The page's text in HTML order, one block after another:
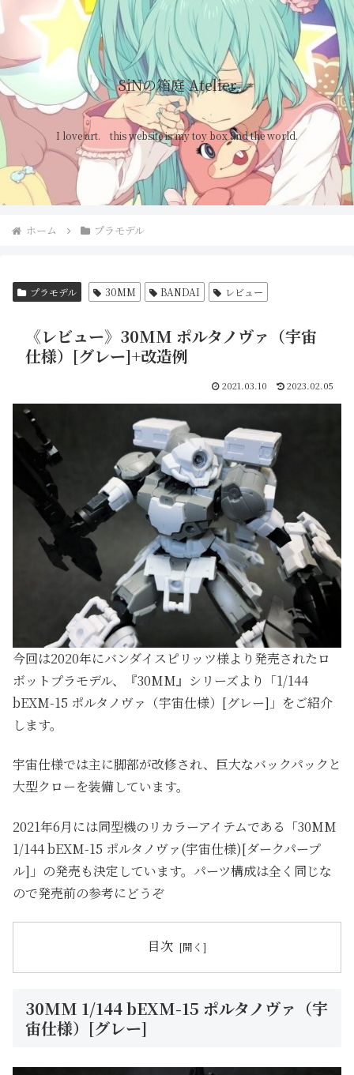
SiNの箱庭 Atelier
I love art. this website is my toy box and the world.
ホーム プラモデル
プラモデル 30MM BANDAI レビュー
《レビュー》30MM ポルタノヴァ（宇宙
仕様）[グレー]+改造例
2021.03.10 2023.02.05
今回は2020年にバンダイスピリッツ様より発売されたロ
ボットプラモデル、『30MM』シリーズより「1/144
bEXM-15 ポルタノヴァ（宇宙仕様）[グレー]」をご紹介
します。
宇宙仕様では主に脚部が改修され、巨大なバックパックと
大型クローを装備しています。
2021年6月には同型機のリカラーアイテムである「30MM
1/144 bEXM-15 ポルタノヴァ(宇宙仕様)[ダークパープ
ル]」の発売も決定しています。パーツ構成は全く同じな
ので発売前の参考にどうぞ
目次
30MM 1/144 bEXM-15 ポルタノヴァ（宇
宙仕様）[グレー]